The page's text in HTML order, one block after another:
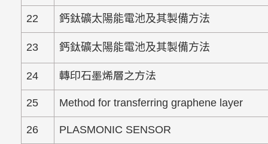
22 鈣鈦礦太陽能電池及其製備方法
23 鈣鈦礦太陽能電池及其製備方法
24 轉印石墨烯層之方法
25 Method for transferring graphene layer
26 PLASMONIC SENSOR